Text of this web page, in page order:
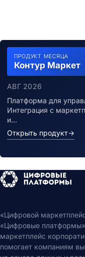
ПРОДУКТ МЕСЯЦА
Контур Маркет
АВГ 2026
Платформа для
Интеграция с
и…
Открыть продукт→
«Цифровой
«Цифровые
маркетплейс
помогает компаниям